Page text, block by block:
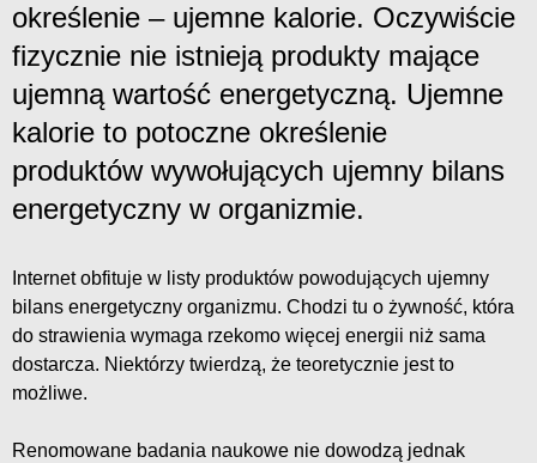
określenie – ujemne kalorie. Oczywiście
fizycznie nie istnieją produkty mające
ujemną wartość energetyczną. Ujemne
kalorie to potoczne określenie
produktów wywołujących ujemny bilans
energetyczny w organizmie.
Internet obfituje w listy produktów powodujących ujemny
bilans energetyczny organizmu. Chodzi tu o żywność, która
do strawienia wymaga rzekomo więcej energii niż sama
dostarcza. Niektórzy twierdzą, że teoretycznie jest to
możliwe.
Renomowane badania naukowe nie dowodzą jednak